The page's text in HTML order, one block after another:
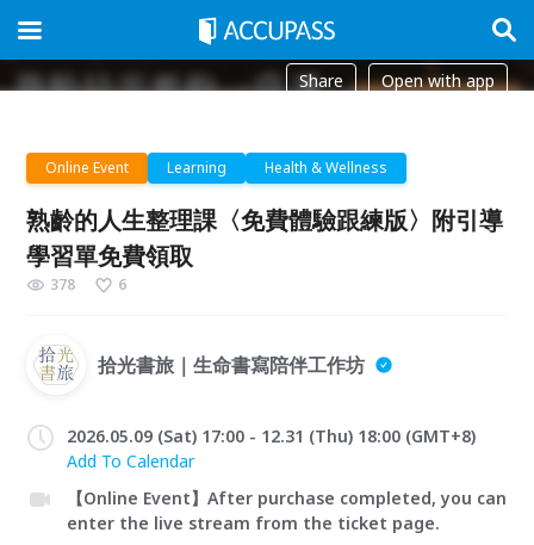
Share Open with app
Online Event Learning Health & Wellness
熟齡的人生整理課〈免費體驗跟練版〉附引導
學習單免費領取
378 6
拾光書旅｜生命書寫陪伴工作坊
2026.05.09 (Sat) 17:00 - 12.31 (Thu) 18:00 (GMT+8)
Add To Calendar
【Online Event】After purchase completed, you can
enter the live stream from the ticket page.